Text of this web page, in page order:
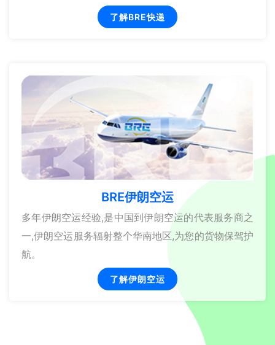
了解BRE快递
BRE伊朗空运
多年伊朗空运经验,是中国到伊朗空运的代表服务商之
一,伊朗空运服务辐射整个华南地区,为您的货物保驾护
航。
了解伊朗空运